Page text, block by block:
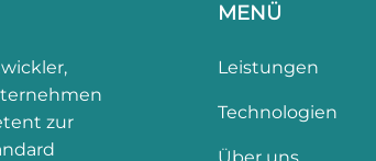
zur
MENÜ
Leistungen
Technologien